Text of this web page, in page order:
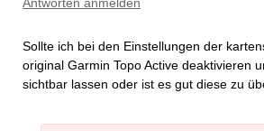
Antworten anmelden
Sollte ich bei den Einstellungen der
original Garmin Topo Active deaktivieren
sichtbar lassen oder ist es gut diese zu